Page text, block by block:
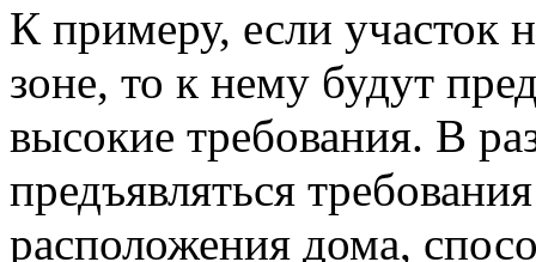
К примеру, если участок
зоне, то к нему будут
высокие требования. В
предъявляться
расположения дома,